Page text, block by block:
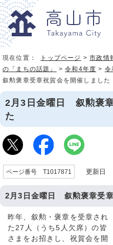
現在位置： トップページ >市政情
の「まちの話題」
>令和4年度 > 令
叙勲褒章受章祝賀会を開催しました
2月3日金曜日 叙勲褒
た
ページ番号 T1017871 更新日
2月3日金曜日 叙勲褒章受
昨年、叙勲・褒章を受章され
た27人（うち5人欠席）の皆
さまをお招きし、祝賀会を開